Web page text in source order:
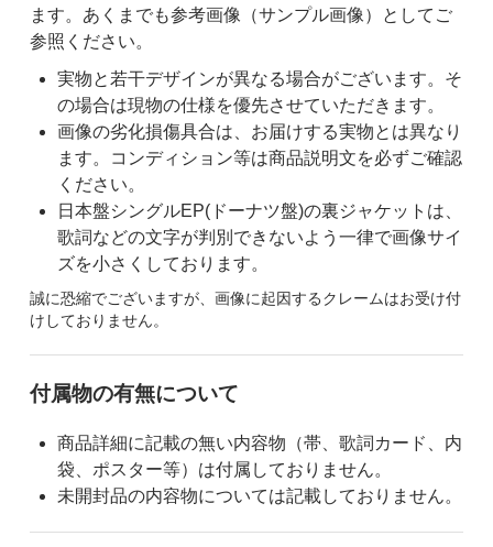
ます。あくまでも参考画像（サンプル画像）としてご
参照ください。
実物と若干デザインが異なる場合がございます。そ
の場合は現物の仕様を優先させていただきます。
画像の劣化損傷具合は、お届けする実物とは異なり
ます。コンディション等は商品説明文を必ずご確認
ください。
日本盤シングルEP(ドーナツ盤)の裏ジャケットは、
歌詞などの文字が判別できないよう一律で画像サイ
ズを小さくしております。
誠に恐縮でございますが、画像に起因するクレームはお受け付
けしておりません。
付属物の有無について
商品詳細に記載の無い内容物（帯、歌詞カード、内
袋、ポスター等）は付属しておりません。
未開封品の内容物については記載しておりません。